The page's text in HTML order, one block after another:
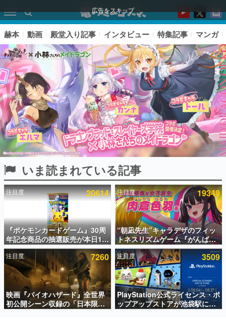
広告をスキップ
ピックアップ
電ファミのいま読まれている記事ランキング
アプリセール情報
インタビュー
連載・特集一覧
殿堂入り記事
SNS拡散数が数千以上！ ページビュー数万以上！ などな
ど。多くの人々に読まれた、電ファミ渾身の“殿堂入り”記
事をまとめました。
赫本 動画 殿堂入り記事 インタビュー 特集記事 マンガ
いま読まれている記事
注目度 20614
『ポケモンカードゲーム』30周
年記念商品の抽選販売が本日12
時より開始。拡張パック「30th
CELEBRATION」のボックス
に、「プレミアムデッキセット
エーフィ・ブラッキー」
「FUTURISTIC BOX」の計3商
品
注目度 19349
“朝凪先生”キャラデザのフィッ
トネスリズムゲーム『がんば
れ！チアリズム』Steamストア
ページが公開。キャラクターの
CVは陽向葵ゅかさん
注目度 7260
映画『バイオハザード』全世界
初公開シーン収録の「日本限
定」予告映像が解禁。バイオの
注目度 3509
PlayStation公式ライセンス・ポ
ップアップストアが池袋駅にて
期間限定で開催。夏のアパレル